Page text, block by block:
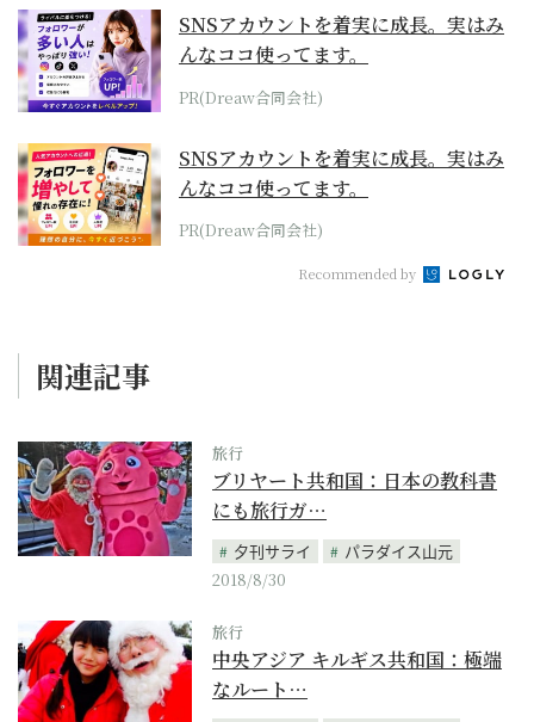
SNSアカウントを着実に成長。実はみ
んなココ使ってます。
PR(Dreaw合同会社)
SNSアカウントを着実に成長。実はみ
んなココ使ってます。
PR(Dreaw合同会社)
Recommended by
関連記事
旅行
ブリヤート共和国：日本の教科書
にも旅行ガ…
夕刊サライ
パラダイス山元
2018/8/30
旅行
中央アジア キルギス共和国：極端
なルート…